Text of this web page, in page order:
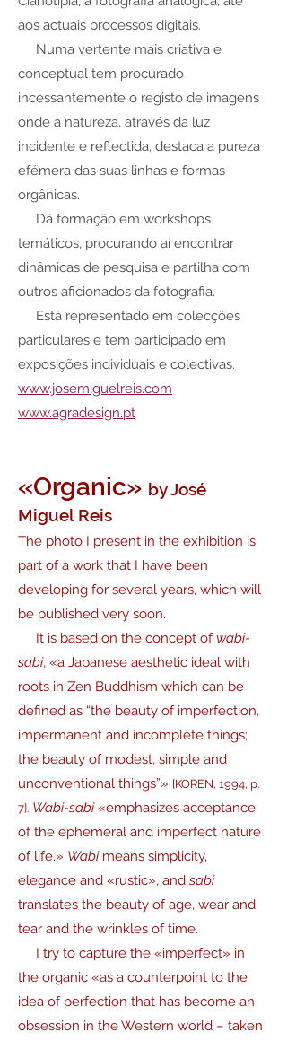
aos actuais processos digitais.
Numa vertente mais criativa e
conceptual tem procurado
incessantemente o registo de imagens
onde a natureza, através da luz
incidente e reflectida, destaca a pureza
efémera das suas linhas e formas
orgânicas.
Dá formação em workshops
temáticos, procurando aí encontrar
dinâmicas de pesquisa e partilha com
outros aficionados da fotografia.
Está representado em colecções
particulares e tem participado em
exposições individuais e colectivas.
www.josemiguelreis.com
www.agradesign.pt
«Organic» by José
Miguel Reis
The photo I present in the exhibition is
part of a work that I have been
developing for several years, which will
be published very soon.
It is based on the concept ofwabi-
sabi, «a Japanese aesthetic ideal with
roots in Zen Buddhism which can be
defined as “the beauty of imperfection,
impermanent and incomplete things;
the beauty of modest, simple and
unconventional things”» [KOREN, 1994, p.
7]. Wabi-sabi«emphasizes acceptance
of the ephemeral and imperfect nature
of life.» Wabi means simplicity,
elegance and «rustic», and sabi
translates the beauty of age, wear and
tear and the wrinkles of time.
I try to capture the «imperfect» in
the organic «as a counterpoint to the
idea of perfection that has become an
obsession in the Western world – taken